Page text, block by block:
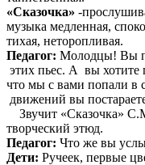
«Сказочка» -
музыка медленная,
тихая, неторопливая.
Педагог: Молодцы! Вы
этих пьес. А вы хотите
что мы с вами попали в
движений вы
Звучит «Сказочка»
творческий этюд.
Педагог: Что же вы
Дети: Ручеек, первые